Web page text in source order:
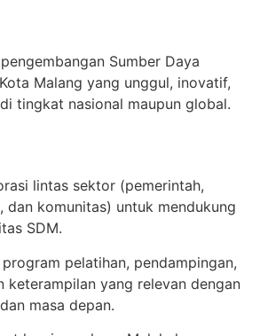
Sumber Daya
Malang yang unggul, inovatif,
tingkat nasional maupun global.
lintas sektor (pemerintah,
dan komunitas) untuk mendukung
SDM.
pelatihan, pendampingan,
keterampilan yang relevan dengan
masa depan.